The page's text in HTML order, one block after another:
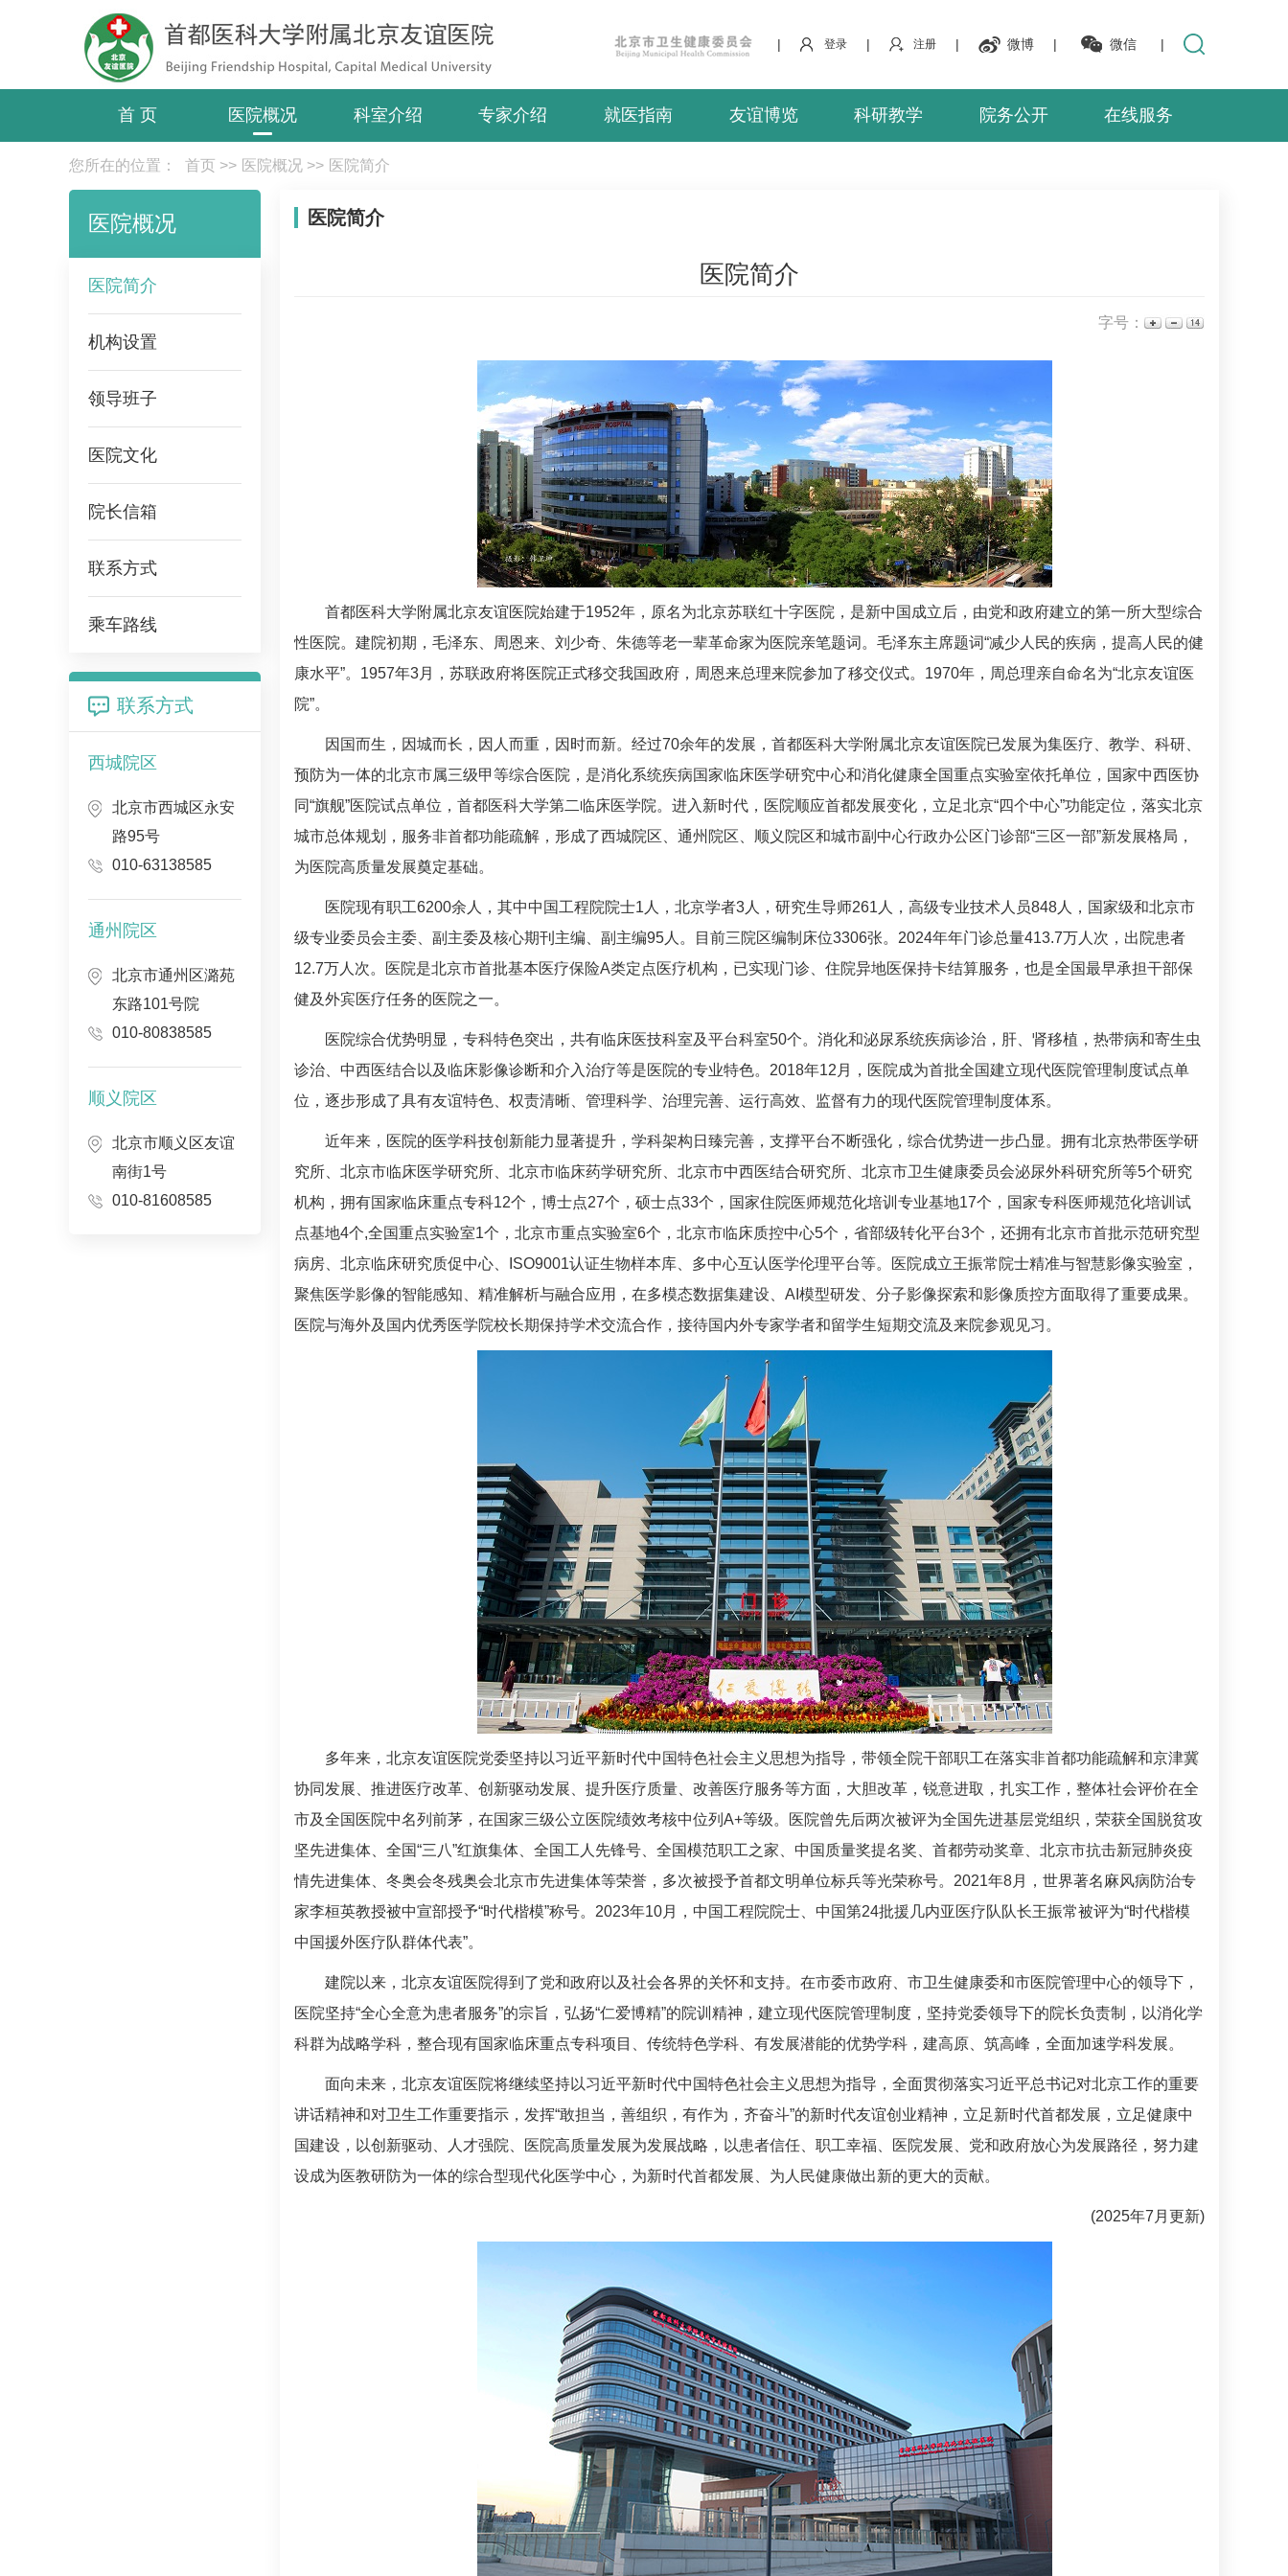
| 登录 | 注册 | 微博 | 微信 |
首 页 医院概况 科室介绍 专家介绍 就医指南 友谊博览 科研教学 院务公开 在线服务
您所在的位置： 首页 >> 医院概况 >> 医院简介
医院概况
医院简介
机构设置
领导班子
医院文化
院长信箱
联系方式
乘车路线
联系方式
西城院区
北京市西城区永安
路95号
010-63138585
通州院区
北京市通州区潞苑
东路101号院
010-80838585
顺义院区
北京市顺义区友谊
南街1号
010-81608585
医院简介
医院简介
字号：
首都医科大学附属北京友谊医院始建于1952年，原名为北京苏联红十字医院，是新中国成立后，由党和政府建立的第一所大型综合
性医院。建院初期，毛泽东、周恩来、刘少奇、朱德等老一辈革命家为医院亲笔题词。毛泽东主席题词“减少人民的疾病，提高人民的健
康水平”。1957年3月，苏联政府将医院正式移交我国政府，周恩来总理来院参加了移交仪式。1970年，周总理亲自命名为“北京友谊医
院”。
因国而生，因城而长，因人而重，因时而新。经过70余年的发展，首都医科大学附属北京友谊医院已发展为集医疗、教学、科研、
预防为一体的北京市属三级甲等综合医院，是消化系统疾病国家临床医学研究中心和消化健康全国重点实验室依托单位，国家中西医协
同“旗舰”医院试点单位，首都医科大学第二临床医学院。进入新时代，医院顺应首都发展变化，立足北京“四个中心”功能定位，落实北京
城市总体规划，服务非首都功能疏解，形成了西城院区、通州院区、顺义院区和城市副中心行政办公区门诊部“三区一部”新发展格局，
为医院高质量发展奠定基础。
医院现有职工6200余人，其中中国工程院院士1人，北京学者3人，研究生导师261人，高级专业技术人员848人，国家级和北京市
级专业委员会主委、副主委及核心期刊主编、副主编95人。目前三院区编制床位3306张。2024年年门诊总量413.7万人次，出院患者
12.7万人次。医院是北京市首批基本医疗保险A类定点医疗机构，已实现门诊、住院异地医保持卡结算服务，也是全国最早承担干部保
健及外宾医疗任务的医院之一。
医院综合优势明显，专科特色突出，共有临床医技科室及平台科室50个。消化和泌尿系统疾病诊治，肝、肾移植，热带病和寄生虫
诊治、中西医结合以及临床影像诊断和介入治疗等是医院的专业特色。2018年12月，医院成为首批全国建立现代医院管理制度试点单
位，逐步形成了具有友谊特色、权责清晰、管理科学、治理完善、运行高效、监督有力的现代医院管理制度体系。
近年来，医院的医学科技创新能力显著提升，学科架构日臻完善，支撑平台不断强化，综合优势进一步凸显。拥有北京热带医学研
究所、北京市临床医学研究所、北京市临床药学研究所、北京市中西医结合研究所、北京市卫生健康委员会泌尿外科研究所等5个研究
机构，拥有国家临床重点专科12个，博士点27个，硕士点33个，国家住院医师规范化培训专业基地17个，国家专科医师规范化培训试
点基地4个,全国重点实验室1个，北京市重点实验室6个，北京市临床质控中心5个，省部级转化平台3个，还拥有北京市首批示范研究型
病房、北京临床研究质促中心、ISO9001认证生物样本库、多中心互认医学伦理平台等。医院成立王振常院士精准与智慧影像实验室，
聚焦医学影像的智能感知、精准解析与融合应用，在多模态数据集建设、AI模型研发、分子影像探索和影像质控方面取得了重要成果。
医院与海外及国内优秀医学院校长期保持学术交流合作，接待国内外专家学者和留学生短期交流及来院参观见习。
多年来，北京友谊医院党委坚持以习近平新时代中国特色社会主义思想为指导，带领全院干部职工在落实非首都功能疏解和京津冀
协同发展、推进医疗改革、创新驱动发展、提升医疗质量、改善医疗服务等方面，大胆改革，锐意进取，扎实工作，整体社会评价在全
市及全国医院中名列前茅，在国家三级公立医院绩效考核中位列A+等级。医院曾先后两次被评为全国先进基层党组织，荣获全国脱贫攻
坚先进集体、全国“三八”红旗集体、全国工人先锋号、全国模范职工之家、中国质量奖提名奖、首都劳动奖章、北京市抗击新冠肺炎疫
情先进集体、冬奥会冬残奥会北京市先进集体等荣誉，多次被授予首都文明单位标兵等光荣称号。2021年8月，世界著名麻风病防治专
家李桓英教授被中宣部授予“时代楷模”称号。2023年10月，中国工程院院士、中国第24批援几内亚医疗队队长王振常被评为“时代楷模
中国援外医疗队群体代表”。
建院以来，北京友谊医院得到了党和政府以及社会各界的关怀和支持。在市委市政府、市卫生健康委和市医院管理中心的领导下，
医院坚持“全心全意为患者服务”的宗旨，弘扬“仁爱博精”的院训精神，建立现代医院管理制度，坚持党委领导下的院长负责制，以消化学
科群为战略学科，整合现有国家临床重点专科项目、传统特色学科、有发展潜能的优势学科，建高原、筑高峰，全面加速学科发展。
面向未来，北京友谊医院将继续坚持以习近平新时代中国特色社会主义思想为指导，全面贯彻落实习近平总书记对北京工作的重要
讲话精神和对卫生工作重要指示，发挥“敢担当，善组织，有作为，齐奋斗”的新时代友谊创业精神，立足新时代首都发展，立足健康中
国建设，以创新驱动、人才强院、医院高质量发展为发展战略，以患者信任、职工幸福、医院发展、党和政府放心为发展路径，努力建
设成为医教研防为一体的综合型现代化医学中心，为新时代首都发展、为人民健康做出新的更大的贡献。
(2025年7月更新)